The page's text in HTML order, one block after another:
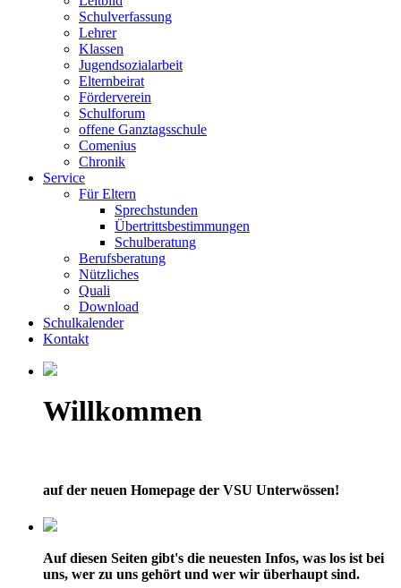
Schulverfassung
Lehrer
Klassen
Jugendsozialarbeit
Elternbeirat
Förderverein
Schulforum
offene Ganztagsschule
Comenius
Chronik
Service
Für Eltern
Sprechstunden
Übertrittsbestimmungen
Schulberatung
Berufsberatung
Nützliches
Quali
Download
Schulkalender
Kontakt
Willkommen
auf der neuen Homepage der VSU Unterwössen!
Auf diesen Seiten gibt's die neuesten Infos, was los ist bei
uns, wer zu uns gehört und wer wir überhaupt sind.